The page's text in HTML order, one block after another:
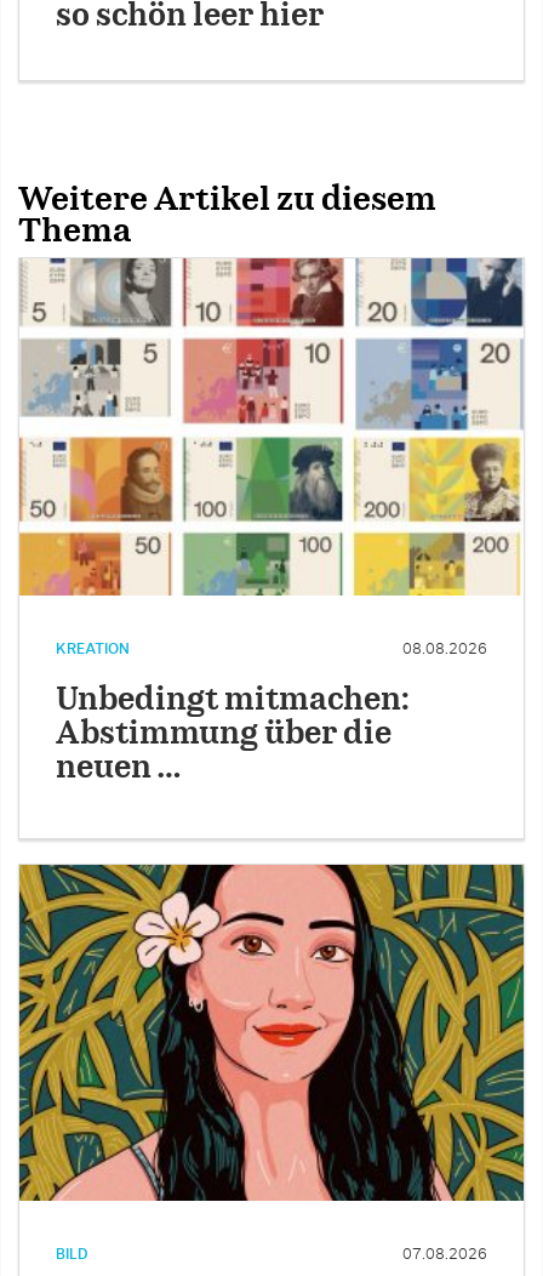
so schön leer hier
Weitere Artikel zu diesem
Thema
KREATION 08.08.2026
Unbedingt mitmachen:
Abstimmung über die
neuen …
BILD 07.08.2026